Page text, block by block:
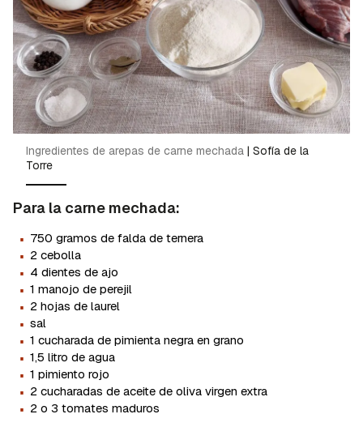
Ingredientes de arepas de carne mechada | Sofía de la
Torre
Para la carne mechada:
· 750 gramos de falda de ternera
· 2 cebolla
· 4 dientes de ajo
· 1 manojo de perejil
· 2 hojas de laurel
· sal
· 1 cucharada de pimienta negra en grano
· 1,5 litro de agua
· 1 pimiento rojo
· 2 cucharadas de aceite de oliva virgen extra
· 2 o 3 tomates maduros